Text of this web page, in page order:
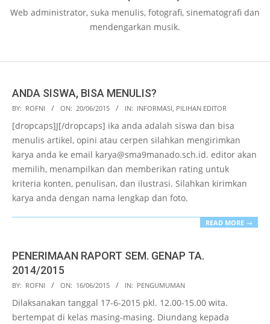
Web administrator, suka menulis, fotografi, sinematografi dan
mendengarkan musik.
ANDA SISWA, BISA MENULIS?
2015-
06-
BY: ROFNI ON: 20/06/2015 IN: INFORMASI PILIHAN EDITOR
[dropcaps]J[/dropcaps] ika anda adalah siswa dan bisa
menulis artikel, opini atau cerpen silahkan mengirimkan
karya anda ke email karya@sma9manado.sch.id. editor akan
memilih, menampilkan dan memberikan rating untuk
kriteria konten, penulisan, dan ilustrasi. Silahkan kirimkan
karya anda dengan nama lengkap dan foto.
READ MORE →
PENERIMAAN RAPORT SEM. GENAP TA.
2014/2015
2015-
06-
16
BY: ROFNI ON: 16/06/2015 IN: PENGUMUMAN
Dilaksanakan tanggal 17-6-2015 pkl. 12.00-15.00 wita.
bertempat di kelas masing-masing. Diundang kepada